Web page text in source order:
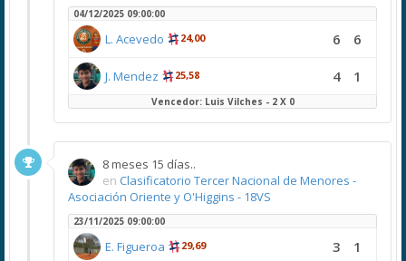
04/12/2025 09:00:00
L. Acevedo 24,00 6 6
J. Mendez 25,58 4 1
Vencedor: Luis Vilches - 2 X 0
8 meses 15 días..
en Clasificatorio Tercer Nacional de Menores -
Asociación Oriente y O'Higgins - 18VS
23/11/2025 09:00:00
E. Figueroa 29,69 3 1